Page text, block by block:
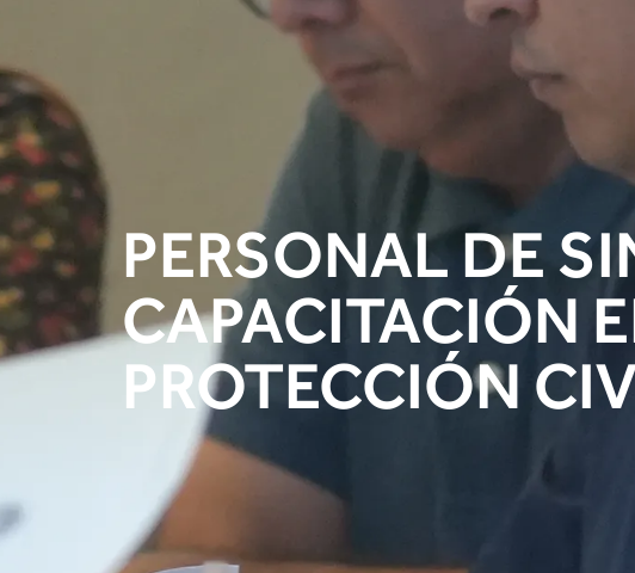
PERSONAL DE
CAPACITACIÓN
PROTECCIÓN